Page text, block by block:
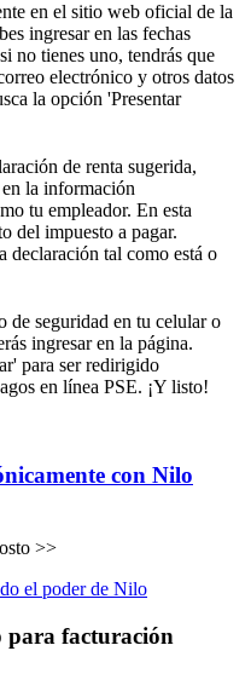
en el sitio web oficial de la
ingresar en las fechas
no tienes uno, tendrás que
electrónico y otros datos
la opción 'Presentar
de renta sugerida,
la información
tu empleador. En esta
del impuesto a pagar.
declaración tal como está o
de seguridad en tu celular o
ingresar en la página.
para ser redirigido
en línea PSE. ¡Y listo!
con Nilo
>>
para facturación